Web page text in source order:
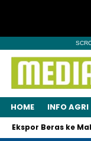
HOME INFO AGRI
Ekspor Beras ke